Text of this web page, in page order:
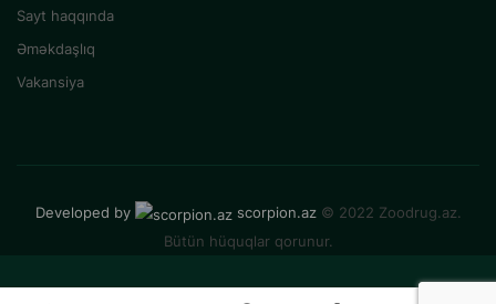
Sayt haqqında
Əməkdaşlıq
Vakansiya
Developed by scorpion.az © 2022 Zoodrug.az.
Bütün hüquqlar qorunur.